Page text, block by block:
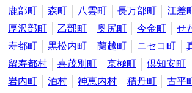
鹿部町
森町 八雲町 長万部町 江差
厚沢部町
乙部町 奥尻町 今金町 せ
寿都町
黒松内町 蘭越町 ニセコ町
留寿都村
喜茂別町 京極町 倶知安町
岩内町
泊村 神恵内村 積丹町 古平